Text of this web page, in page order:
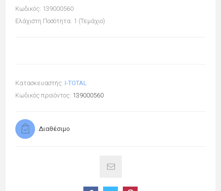
Κωδικός: 139000560
Ελάχιστη Ποσότητα: 1 (Τεμάχιο)
Κατασκευαστής: I-TOTAL
Κωδικός προϊόντος: 139000560
Διαθέσιμο